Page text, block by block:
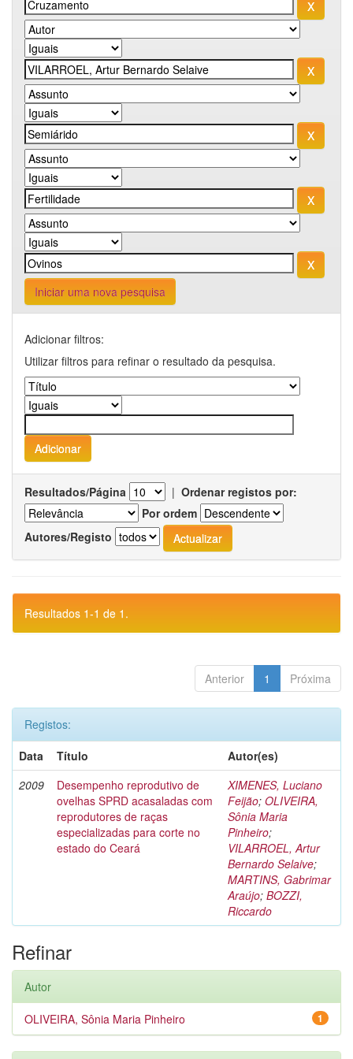
Iniciar uma nova pesquisa
Adicionar filtros:
Utilizar filtros para refinar o resultado da pesquisa.
Resultados/Página | Ordenar registos por:
Por ordem
Autores/Registo
Resultados 1-1 de 1.
Anterior 1 Próxima
Registos:
Data
Título
Autor(es)
2009
Desempenho reprodutivo de
ovelhas SPRD acasaladas com
reprodutores de raças
especializadas para corte no
estado do Ceará
XIMENES, Luciano
Feijão; OLIVEIRA,
Sônia Maria
Pinheiro;
VILARROEL, Artur
Bernardo Selaive;
MARTINS, Gabrimar
Araújo; BOZZI,
Riccardo
Refinar
Autor
1
OLIVEIRA, Sônia Maria Pinheiro